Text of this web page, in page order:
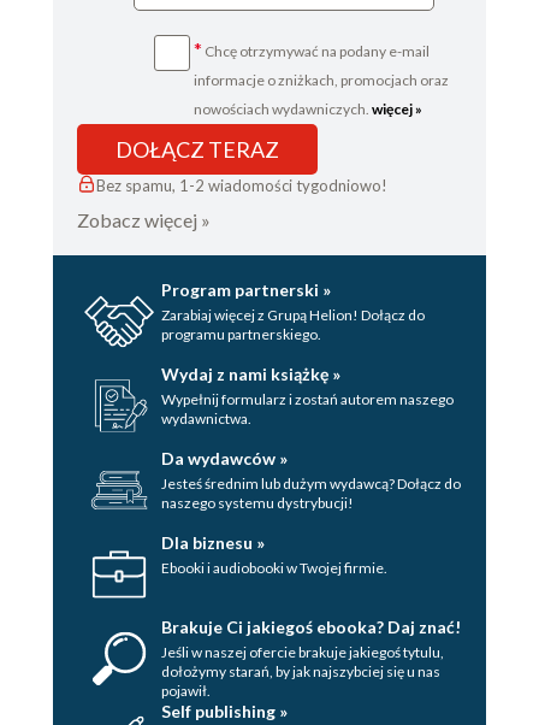
* Chcę otrzymywać na podany e-mail
informacje o zniżkach, promocjach oraz
nowościach wydawniczych. więcej »
DOŁĄCZ TERAZ
Bez spamu, 1-2 wiadomości tygodniowo!
Zobacz więcej »
Program partnerski »
Zarabiaj więcej z Grupą Helion! Dołącz do
programu partnerskiego.
Wydaj z nami książkę »
Wypełnij formularz i zostań autorem naszego
wydawnictwa.
Da wydawców »
Jesteś średnim lub dużym wydawcą? Dołącz do
naszego systemu dystrybucji!
Dla biznesu »
Ebooki i audiobooki w Twojej firmie.
Brakuje Ci jakiegoś ebooka? Daj znać!
Jeśli w naszej ofercie brakuje jakiegoś tytulu,
dołożymy starań, by jak najszybciej się u nas
pojawił.
Self publishing »